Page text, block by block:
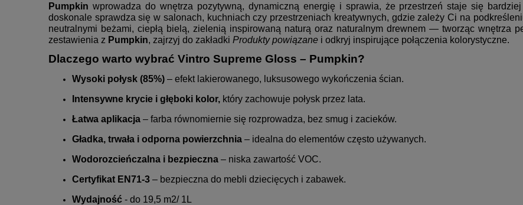
Pumpkin wprowadza do wnętrza pozytywną, dynamiczną energię i sprawia, że przestrzeń staje się
doskonale sprawdza się w salonach, kuchniach czy przestrzeniach kreatywnych, gdzie zależy Ci na
neutralnymi beżami, ciepłą bielą, zielenią inspirowaną naturą oraz naturalnym drewnem — tworząc wnętrza
zestawienia z Pumpkin, zajrzyj do zakładki Produkty powiązane i odkryj inspirujące połączenia kolorystyczne.
Dlaczego warto wybrać Vintro Supreme Gloss – Pumpkin?
Wysoki połysk (85%) – efekt lakierowanego, luksusowego wykończenia ścian.
Intensywne krycie i głęboki kolor, który zachowuje połysk przez lata.
Łatwa aplikacja – farba równomiernie się rozprowadza, bez smug i zacieków.
Gładka, trwała i odporna powierzchnia – idealna do elementów często używanych.
Wodorozcieńczalna i bezpieczna – niska zawartość VOC.
Certyfikat EN71-3 – bezpieczna do mebli dziecięcych i zabawek.
Wydajność - do 19,5 m2/ 1L